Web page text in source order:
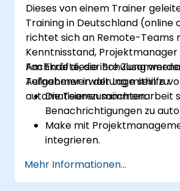
Dieses von einem Trainer
Training in Deutschland (online
richtet sich an Remote-Teams
Kenntnisstand, Projektmanager
Fachkräfte, die ihre
Aufgabenverwaltung mithilfe
automatisieren möchten.
Am Ende dieser Schulung
Teilnehmer in der Lage sein zu:
Die Teamzusammenarbeit
Benachrichtigungen zu
Make mit
integrieren.
abzuwickeln.
Aufgabenverfolgung und
Mehr Informationen...